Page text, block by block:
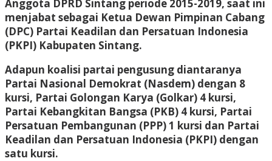
Anggota DPRD Sintang periode 2015-2019, saat ini
menjabat sebagai Ketua Dewan Pimpinan Cabang
(DPC) Partai Keadilan dan Persatuan Indonesia
(PKPI) Kabupaten Sintang.
Adapun koalisi partai pengusung diantaranya
Partai Nasional Demokrat (Nasdem) dengan 8
kursi, Partai Golongan Karya (Golkar) 4 kursi,
Partai Kebangkitan Bangsa (PKB) 4 kursi, Partai
Persatuan Pembangunan (PPP) 1 kursi dan Partai
Keadilan dan Persatuan Indonesia (PKPI) dengan
satu kursi.